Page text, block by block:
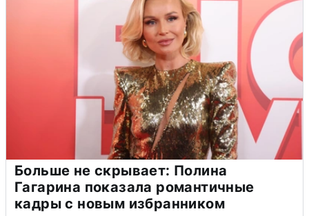
Больше не скрывает: Полина
Гагарина показала романтичные
кадры с новым избранником